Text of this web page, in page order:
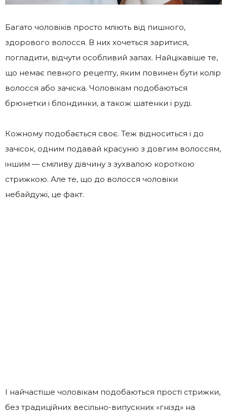
Багато чоловіків просто мліють від пишного,
здорового волосся. В них хочеться заритися,
погладити, відчути особливий запах. Найцікавіше те,
що немає певного рецепту, яким повинен бути колір
волосся або зачіска. Чоловікам подобаються
брюнетки і блондинки, а також шатенки і руді.
Кожному подобається своє. Теж відноситься і до
зачісок, одним подавай красуню з довгим волоссям,
іншим — сміливу дівчину з зухвалою короткою
стрижкою. Але те, що до волосся чоловіки
небайдужі, це факт.
І найчастіше чоловікам подобаються прості стрижки,
без традиційних весільно-випускних «гнізд» на